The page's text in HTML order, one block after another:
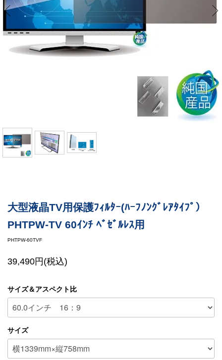
大型液晶TV用保護ﾌｨﾙﾀｰ(ﾊｰﾌﾉﾝｸﾞﾚｱﾀｲﾌﾟ）
PHTPW-TV 60ｲﾝﾁ ﾍﾞｾﾞﾙﾚｽ用
PHTPW-60TVF
39,490円(税込)
サイズ＆アスペクト比
サイズ